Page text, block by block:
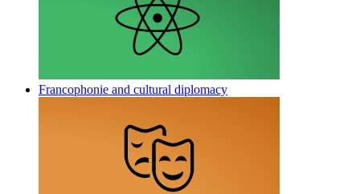
Francophonie and cultural diplomacy